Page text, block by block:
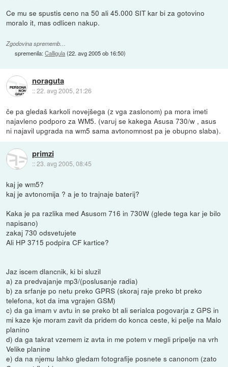
Ce mu se spustis ceno na 50 ali 45.000 SIT kar bi za gotovino
moralo it, mas odlicen nakup.
Zgodovina sprememb…
spremenila:Calligula(22. avg 2005 ob 16:50)
noraguta
::22. avg 2005, 21:26
če pa gledaš karkoli novejšega (z vga zaslonom) pa mora imeti
najavleno podporo za WM5. (varuj se kakega Asusa 730/w , asus
ni najavil upgrada na wm5 sama avtonomnost pa je obupno slaba).
primzi
::23. avg 2005, 08:45
kaj je wm5?
kaj je avtonomija ? a je to trajnaje baterij?
Kaka je pa razlika med Asusom 716 in 730W (glede tega kar je bilo
napisano)
zakaj 730 odsvetujete
Ali HP 3715 podpira CF kartice?
Jaz iscem dlancnik, ki bi sluzil
a) za predvajanje mp3/(poslusanje radia)
b) za srfanje po netu preko GPRS (skoraj raje preko bt preko
telefona, kot da ima vgrajen GSM)
c) da ga imam v avtu in se preko bt ali serialca pogovarja z GPS in
mi kaze kje moram zavit da pridem do konca ceste, ki pelje na Malo
planino
d) da ga takrat vzemem iz avta in me potem v megli pripelje na vrh
Velike planine
e) da na njemu lahko gledam fotografije posnete s canonom (zato